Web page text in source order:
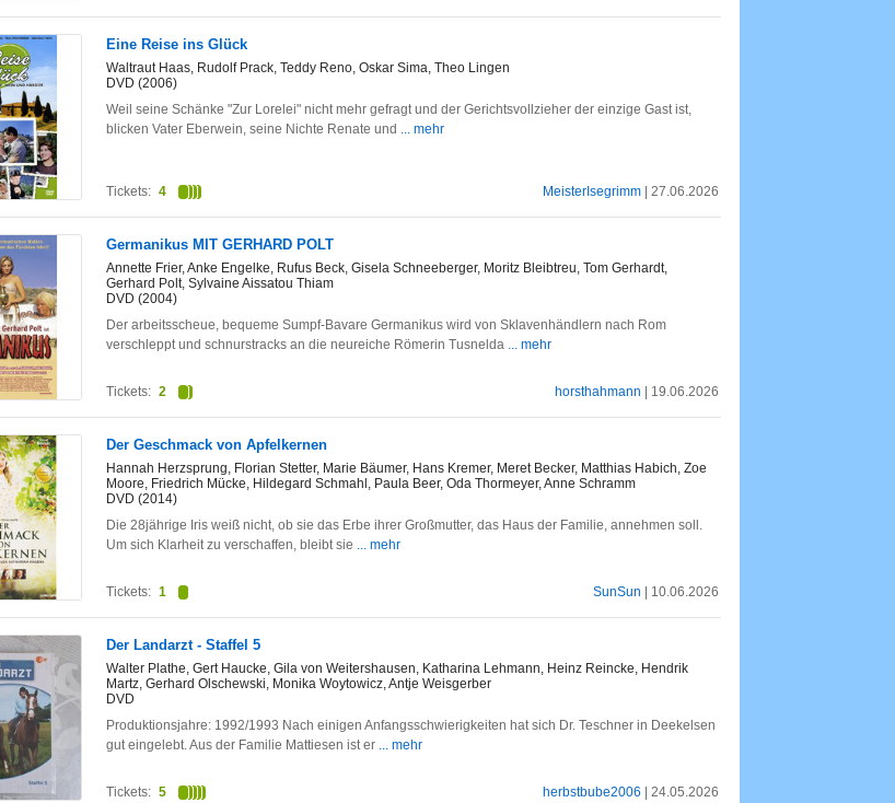
Eine Reise ins Glück
Waltraut Haas, Rudolf Prack, Teddy Reno, Oskar Sima, Theo Lingen
DVD (2006)
Weil seine Schänke "Zur Lorelei" nicht mehr gefragt und der Gerichtsvollzieher der einzige Gast ist,
blicken Vater Eberwein, seine Nichte Renate und ... mehr
MeisterIsegrimm | 27.06.2026
Tickets: 4
Germanikus MIT GERHARD POLT
Annette Frier, Anke Engelke, Rufus Beck, Gisela Schneeberger, Moritz Bleibtreu, Tom Gerhardt,
Gerhard Polt, Sylvaine Aissatou Thiam
DVD (2004)
Der arbeitsscheue, bequeme Sumpf-Bavare Germanikus wird von Sklavenhändlern nach Rom
verschleppt und schnurstracks an die neureiche Römerin Tusnelda ... mehr
horsthahmann | 19.06.2026
Tickets: 2
Der Geschmack von Apfelkernen
Hannah Herzsprung, Florian Stetter, Marie Bäumer, Hans Kremer, Meret Becker, Matthias Habich, Zoe
Moore, Friedrich Mücke, Hildegard Schmahl, Paula Beer, Oda Thormeyer, Anne Schramm
DVD (2014)
Die 28jährige Iris weiß nicht, ob sie das Erbe ihrer Großmutter, das Haus der Familie, annehmen soll.
Um sich Klarheit zu verschaffen, bleibt sie ... mehr
SunSun | 10.06.2026
Tickets: 1
Der Landarzt - Staffel 5
Walter Plathe, Gert Haucke, Gila von Weitershausen, Katharina Lehmann, Heinz Reincke, Hendrik
Martz, Gerhard Olschewski, Monika Woytowicz, Antje Weisgerber
DVD
Produktionsjahre: 1992/1993 Nach einigen Anfangsschwierigkeiten hat sich Dr. Teschner in Deekelsen
gut eingelebt. Aus der Familie Mattiesen ist er ... mehr
herbstbube2006 | 24.05.2026
Tickets: 5